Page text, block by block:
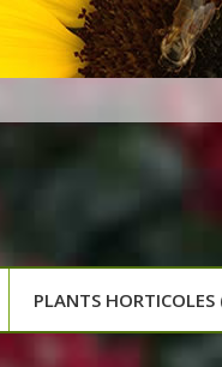
PLANTS HORTICOLES